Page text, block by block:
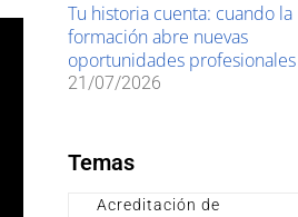
Tu historia cuenta: cuando la
formación abre nuevas
oportunidades profesionales
21/07/2026
Temas
Acreditación de